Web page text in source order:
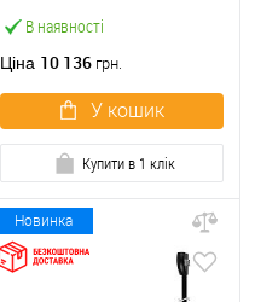
В наявності
Ціна 10 136 грн.
У кошик
Купити в 1 клік
Новинка